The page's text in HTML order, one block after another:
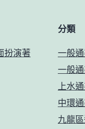
扮演著
分類
一般
一般
上水
中環
九龍